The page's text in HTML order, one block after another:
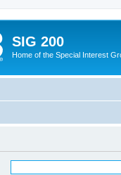
SIG 200
Home of the Special Interest